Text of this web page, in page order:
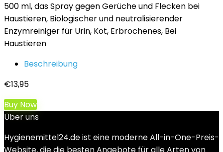
500 ml, das Spray gegen Gerüche und Flecken bei
Haustieren, Biologischer und neutralisierender
Enzymreiniger für Urin, Kot, Erbrochenes, Bei
Haustieren
Beschreibung
€13,95
Buy Now
Über uns
Hygienemittel24.de ist eine moderne All-in-One-Preis-